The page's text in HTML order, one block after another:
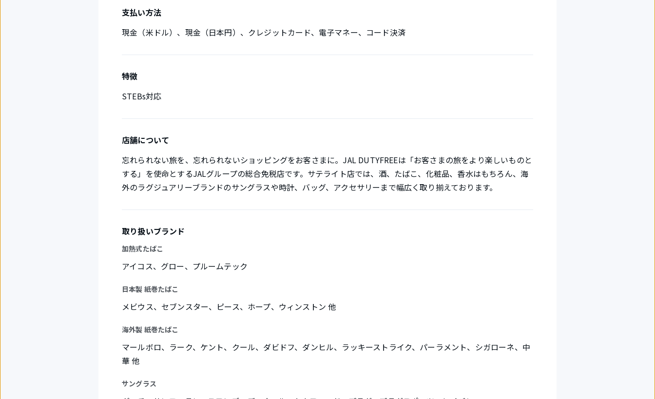
支払い方法
現金（米ドル）、現金（日本円）、クレジットカード、電子マネー、コード決済
特徴
STEBs対応
店舗について
忘れられない旅を、忘れられないショッピングをお客さまに。JAL DUTYFREEは「お客さまの旅をより楽しいものと
する」を使命とするJALグループの総合免税店です。サテライト店では、酒、たばこ、化粧品、香水はもちろん、海
外のラグジュアリーブランドのサングラスや時計、バッグ、アクセサリーまで幅広く取り揃えております。
取り扱いブランド
加熱式たばこ
アイコス、グロー、プルームテック
日本製 紙巻たばこ
メビウス、セブンスター、ピース、ホープ、ウィンストン 他
海外製 紙巻たばこ
マールボロ、ラーク、ケント、クール、ダビドフ、ダンヒル、ラッキーストライク、パーラメント、シガローネ、中
華 他
サングラス